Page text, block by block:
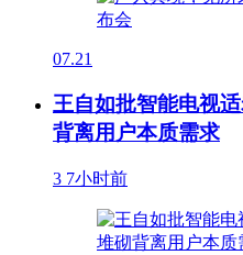
07.21
王自如批智能电视
背离用户本质需求
3 7小时前